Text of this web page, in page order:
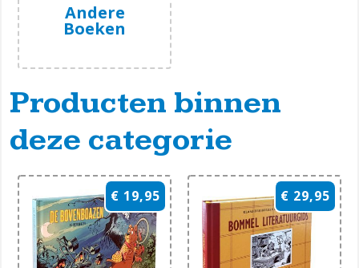
Andere
Boeken
Producten binnen
deze categorie
€ 19,95 € 29,95